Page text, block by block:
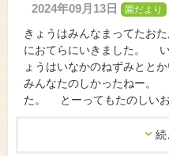
2024年09月13日 園だより
きょうはみんなまってたお
におてらにいきました。
ょうはいなかのねずみとと
みんなたのしかったねー。
た。 とーってもたのしいお
続